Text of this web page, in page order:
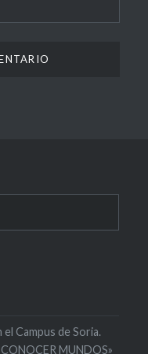
Campus de Soria.
MUNDOS»